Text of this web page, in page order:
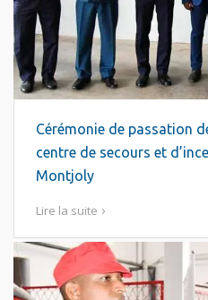
Cérémonie de passation
centre de secours et
Montjoly
Lire la suite